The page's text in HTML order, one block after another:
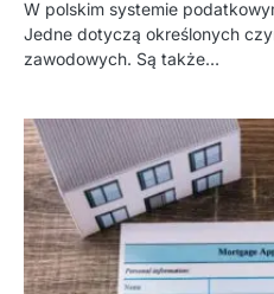
W polskim systemie
Jedne dotyczą określonych
zawodowych. Są także…